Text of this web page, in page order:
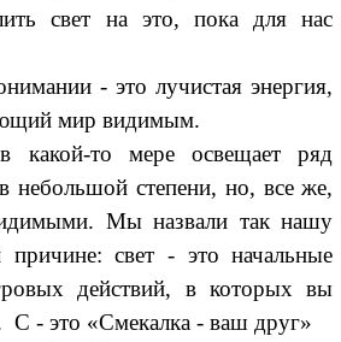
свет на это, пока для нас
-это лучистая энергия,
мир видимым.
какой-то мере освещает ряд
небольшой степени, но, все же,
Мы назвали так нашу
свет - это начальные
действий, в которых вы
С - это «Смекалка - ваш друг»